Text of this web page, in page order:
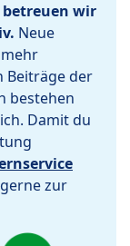
betreuen wir
Neue
Beiträge der
bestehen
Damit du
zur